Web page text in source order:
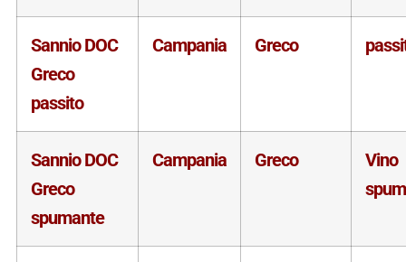
Sannio DOC
Greco
passito
Campania Greco
Sannio DOC
Greco
spumante
Campania Greco
Vino